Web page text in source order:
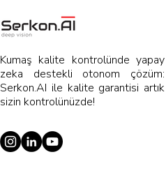
Kumaş kalite kontrolünde yapay
zeka destekli otonom çözüm:
Serkon.AI ile kalite garantisi artık
sizin kontrolünüzde!